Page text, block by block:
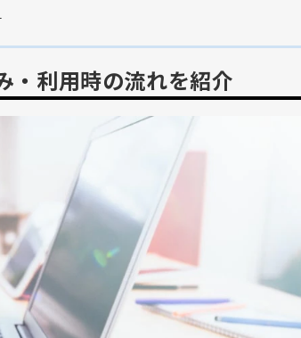
・利用時の流れを紹介